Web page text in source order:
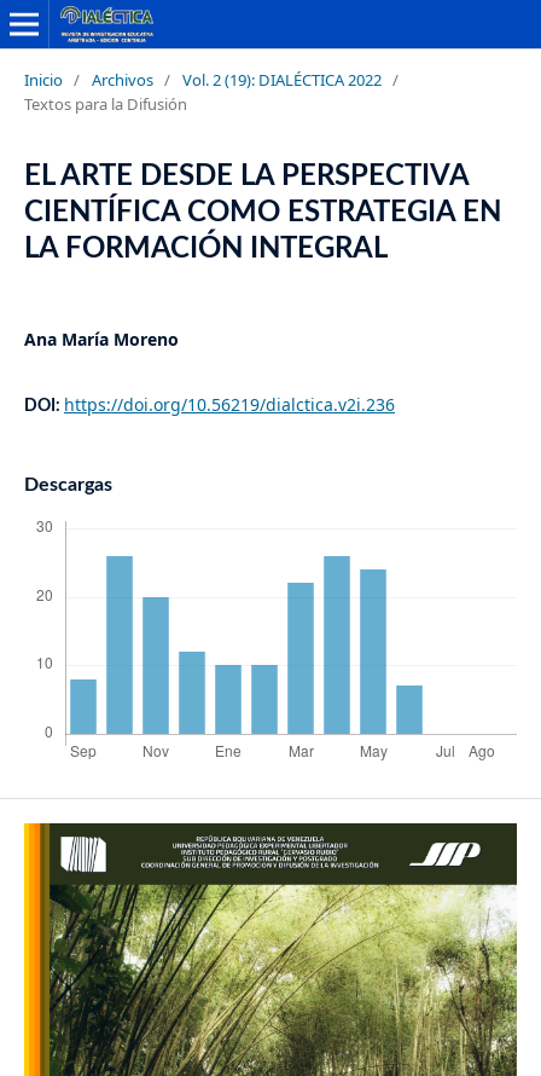
Inicio / Archivos / Vol. 2 (19): DIALÉCTICA 2022 /
Textos para la Difusión
EL ARTE DESDE LA PERSPECTIVA
CIENTÍFICA COMO ESTRATEGIA EN
LA FORMACIÓN INTEGRAL
Ana María Moreno
DOI: https://doi.org/10.56219/dialctica.v2i.236
Descargas